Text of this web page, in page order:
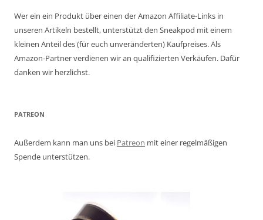
Wer ein ein Produkt über einen der Amazon Affiliate-Links in
unseren Artikeln bestellt, unterstützt den Sneakpod mit einem
kleinen Anteil des (für euch unveränderten) Kaufpreises. Als
Amazon-Partner verdienen wir an qualifizierten Verkäufen. Dafür
danken wir herzlichst.
PATREON
Außerdem kann man uns bei Patreon mit einer regelmäßigen
Spende unterstützen.